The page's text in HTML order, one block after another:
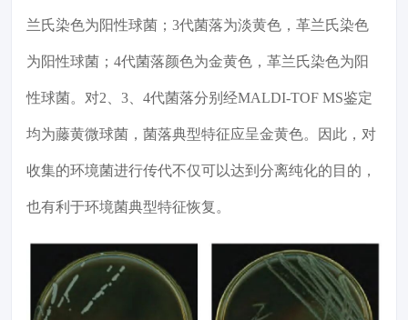
兰氏染色为阳性球菌；3代菌落为淡黄色，革兰氏染色
为阳性球菌；4代菌落颜色为金黄色，革兰氏染色为阳
性球菌。对2、3、4代菌落分别经MALDI-TOF MS鉴定
均为藤黄微球菌，菌落典型特征应呈金黄色。因此，对
收集的环境菌进行传代不仅可以达到分离纯化的目的，
也有利于环境菌典型特征恢复。